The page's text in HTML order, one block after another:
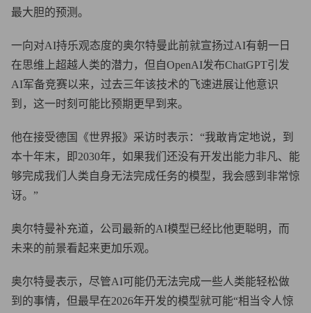
最大胆的预测。
一向对AI持乐观态度的奥尔特曼此前就宣扬过AI有朝一日
在思维上超越人类的潜力，但自OpenAI发布ChatGPT引发
AI军备竞赛以来，过去三年该技术的飞速进展让他意识
到，这一时刻可能比预期更早到来。
他在接受德国《世界报》采访时表示：“我敢肯定地说，到
本十年末，即2030年，如果我们还没有开发出能力非凡、能
够完成我们人类自身无法完成任务的模型，我会感到非常惊
讶。”
奥尔特曼补充道，公司最新的AI模型已经比他更聪明，而
未来的前景看起来更加乐观。
奥尔特曼表示，尽管AI可能仍无法完成一些人类能轻松做
到的事情，但最早在2026年开发的模型就可能“相当令人惊